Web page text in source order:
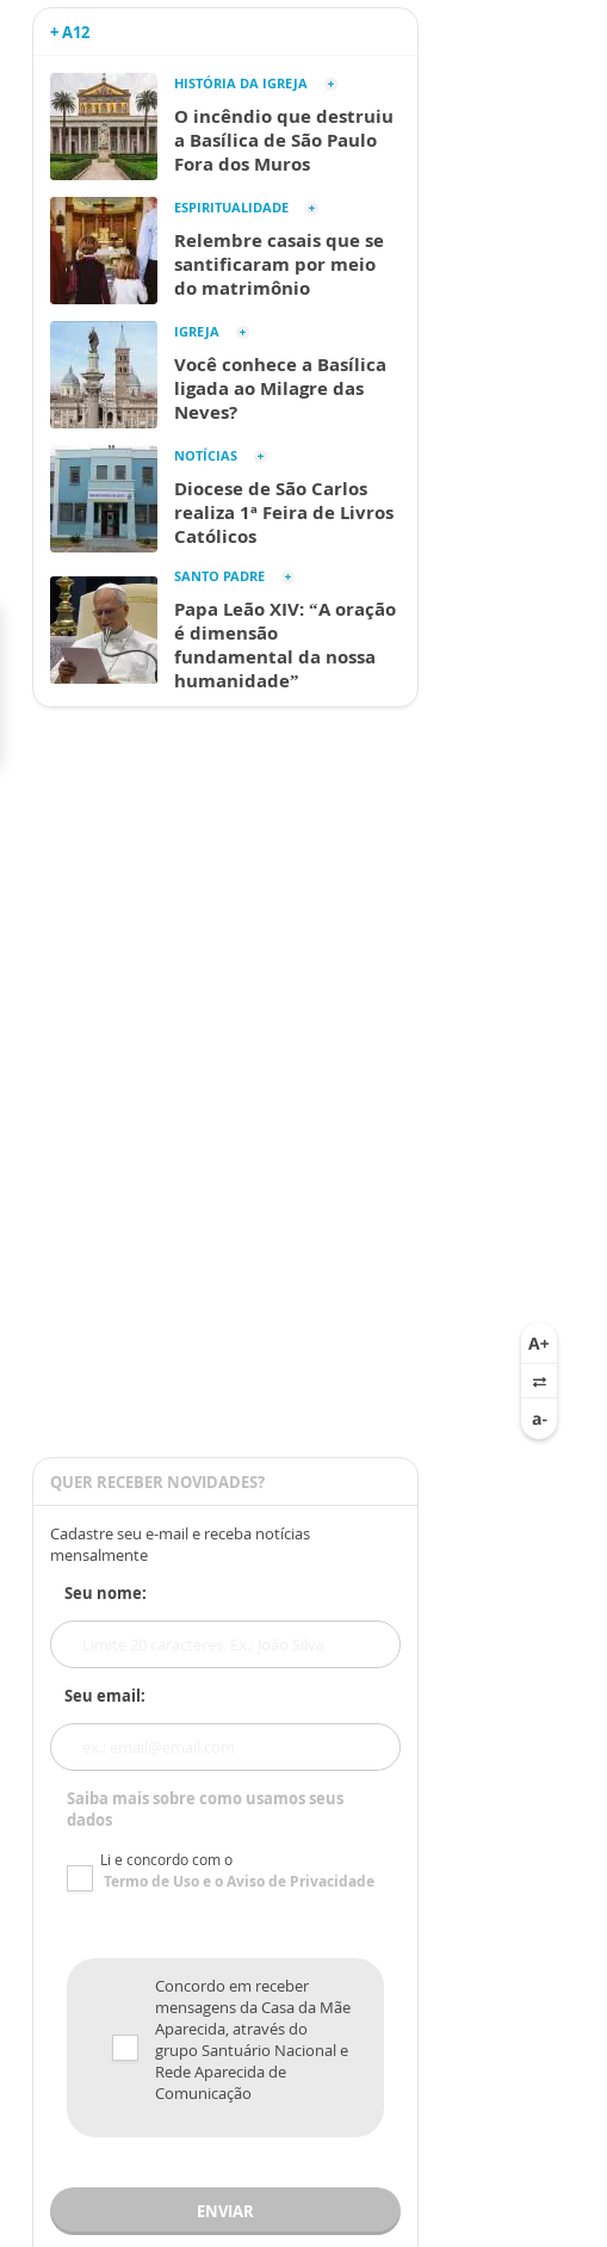
+ A12
HISTÓRIA DA IGREJA
O incêndio que destruiu
a Basílica de São Paulo
Fora dos Muros
ESPIRITUALIDADE
Relembre casais que se
santificaram por meio
do matrimônio
IGREJA
Você conhece a Basílica
ligada ao Milagre das
Neves?
NOTÍCIAS
Diocese de São Carlos
realiza 1ª Feira de Livros
Católicos
SANTO PADRE
Papa Leão XIV: “A oração
é dimensão
fundamental da nossa
humanidade”
QUER RECEBER NOVIDADES?
Cadastre seu e-mail e receba notícias
mensalmente
Seu nome:
Seu email:
Saiba mais sobre como usamos seus
dados
Li e concordo com o
Termo de Usoe oAviso de Privacidade
Concordo em receber
mensagens da Casa da Mãe
Aparecida, através do
grupo Santuário Nacional e
Rede Aparecida de
Comunicação
ENVIAR